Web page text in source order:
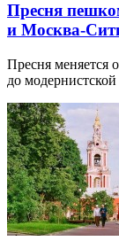
Пресня
и Москва-
Пресня меняется
до